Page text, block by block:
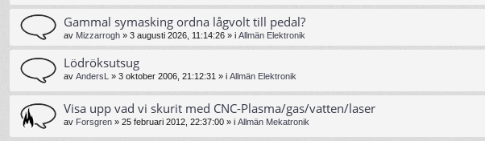
Gammal symasking ordna lågvolt till pedal?
av Mizzarrogh » 3 augusti 2026, 11:14:26 » i Allmän Elektronik
Lödröksutsug
av AndersL » 3 oktober 2006, 21:12:31 » i Allmän Elektronik
Visa upp vad vi skurit med CNC-Plasma/gas/vatten/laser
av Forsgren » 25 februari 2012, 22:37:00 » i Allmän Mekatronik